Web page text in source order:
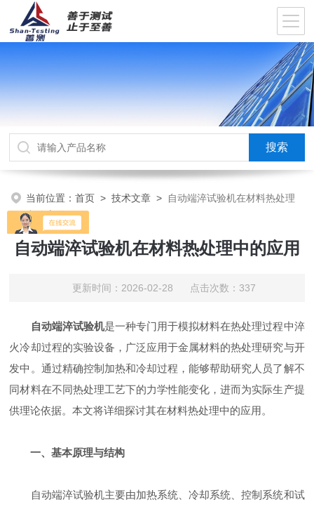
当前位置：首页 >技术文章 > 自动端淬试验机在材料热处理
中的应用
自动端淬试验机在材料热处理中的应用
更新时间：2026-02-28 点击次数：337
自动端淬试验机是一种专门用于模拟材料在热处理过程中淬
火冷却过程的实验设备，广泛应用于金属材料的热处理研究与开
发中。通过精确控制加热和冷却过程，能够帮助研究人员了解不
同材料在不同热处理工艺下的力学性能变化，进而为实际生产提
供理论依据。本文将详细探讨其在材料热处理中的应用。
一、基本原理与结构
自动端淬试验机主要由加热系统、冷却系统、控制系统和试